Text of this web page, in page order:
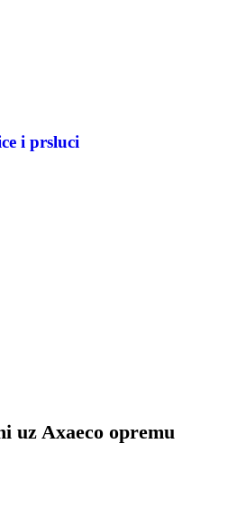
i prsluci
uz Axaeco opremu